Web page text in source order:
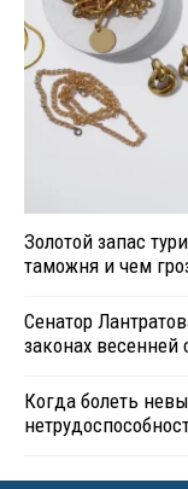
Золотой запас
таможня и чем
Сенатор
законах весенней
Когда болеть